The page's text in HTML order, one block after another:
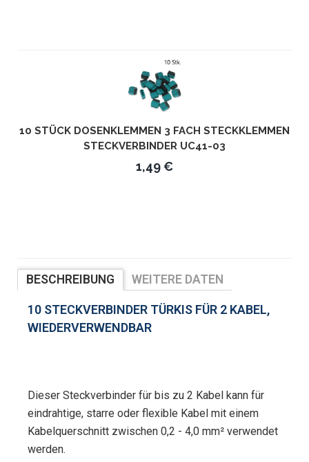
10 STÜCK DOSENKLEMMEN 3 FACH STECKKLEMMEN
STECKVERBINDER UC41-03
1,49 €
BESCHREIBUNG
WEITERE DATEN
10 STECKVERBINDER TÜRKIS FÜR 2 KABEL,
WIEDERVERWENDBAR
Dieser Steckverbinder für bis zu 2 Kabel kann für
eindrahtige, starre oder flexible Kabel mit einem
Kabelquerschnitt zwischen 0,2 - 4,0 mm² verwendet
werden.